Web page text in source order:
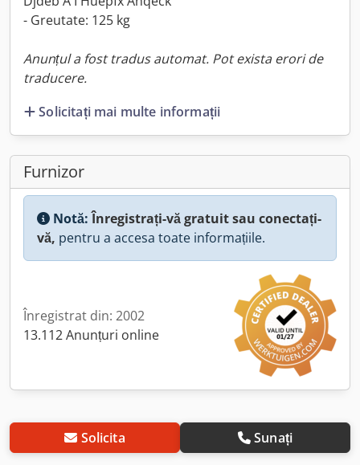
- Greutate: 125 kg
Anunțul a fost tradus automat. Pot exista erori de
traducere.
Solicitați mai multe informații
Furnizor
Notă:Înregistrați-vă gratuit sau conectați-
vă, pentru a accesa toate informațiile.
Înregistrat din: 2002
13.112 Anunțuri online
Solicita Sunați